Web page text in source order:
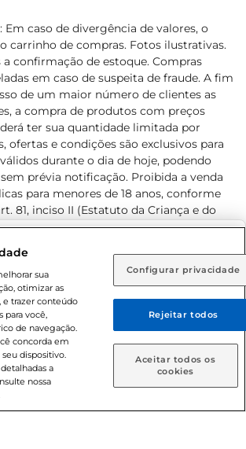
Goiás (GO)
Ou
online, informe como deseja receber
Retire em Loja
Em caso de divergência de valores, o
carrinho de compras. Fotos ilustrativas.
a confirmação de estoque. Compras
em caso de suspeita de fraude. A fim
de um maior número de clientes as
a compra de produtos com preços
ter sua quantidade limitada por
ofertas e condições são exclusivos para
durante o dia de hoje, podendo
prévia notificação. Proibida a venda
para menores de 18 anos, conforme
81, inciso II (Estatuto da Criança e do
e condições exclusivos para o
para as compras on-line é de R$
Copyright. Todos os direitos
reservados Prezunic.
sua
otimizar as
e trazer conteúdo
para você,
de navegação.
concorda em
dispositivo.
a
nossa
Configurar privacidade
Rejeitar todos
Aceitar todos os
cookies